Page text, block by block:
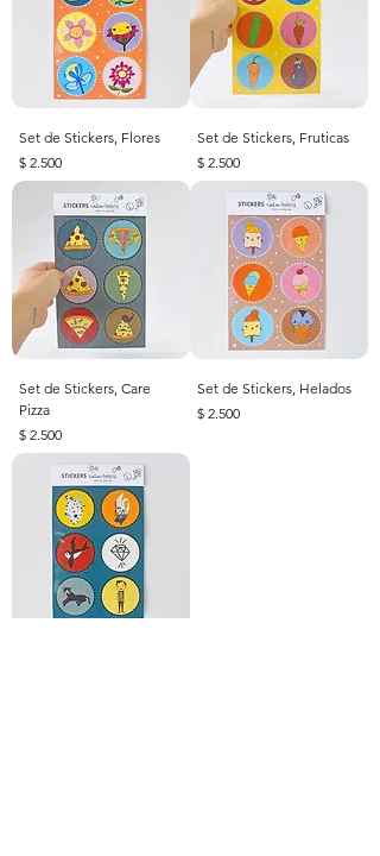
Set de Stickers, Flores
Precio
$ 2.500
Set de Stickers, Fruticas
Precio
$ 2.500
Set de Stickers, Care
Pizza
Precio
$ 2.500
Set de Stickers, Helados
Precio
$ 2.500